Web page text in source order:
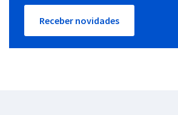
Receber novidades